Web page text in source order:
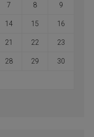
7 8 9
14 15 16
21 22 23
28 29 30